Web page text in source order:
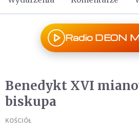
Radio DEON
Benedykt XVI
biskupa
KOŚCIÓŁ